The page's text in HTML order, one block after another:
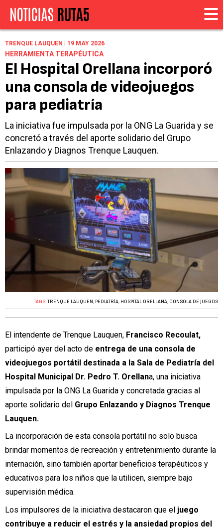
TRENQUE LAUQUEN | 19 MAY 2026
HERRAMIENTA TERAPÉUTICA
El Hospital Orellana incorporó
una consola de videojuegos
para pediatría
La iniciativa fue impulsada por la ONG La Guarida y se
concretó a través del aporte solidario del Grupo
Enlazando y Diagnos Trenque Lauquen.
TAGS:TRENQUE LAUQUEN, PEDIATRÍA, HOSPITAL ORELLANA, CONSOLA DE JUEGOS
El intendente de Trenque Lauquen, Francisco Recoulat,
participó ayer del acto de entrega de una consola de
videojuegos portátil destinada a la Sala de Pediatría del
Hospital Municipal Dr. Pedro T. Orellana, una iniciativa
impulsada por la ONG La Guarida y concretada gracias al
aporte solidario del Grupo Enlazando y Diagnos Trenque
Lauquen.
La incorporación de esta consola portátil no solo busca
brindar momentos de recreación y entretenimiento durante la
internación, sino también aportar beneficios terapéuticos y
educativos para los niños que la utilicen, siempre bajo
supervisión médica.
Los impulsores de la iniciativa destacaron que el juego
contribuye a reducir el estrés y la ansiedad propios del